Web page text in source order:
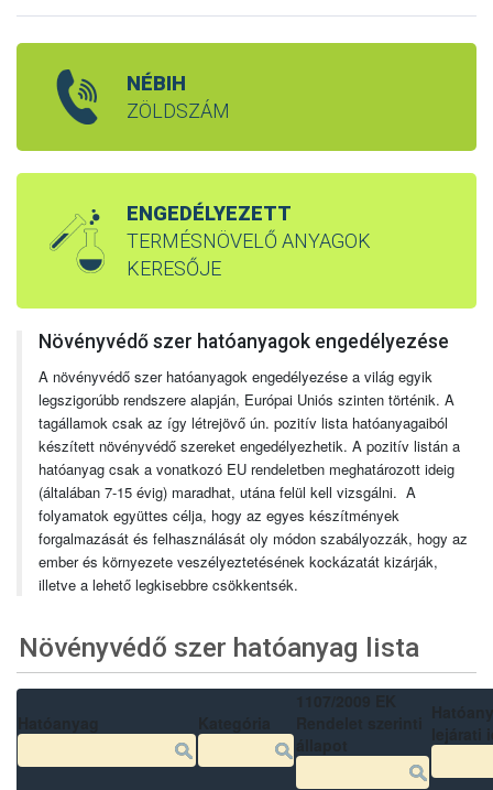
NÉBIH
ZÖLDSZÁM
ENGEDÉLYEZETT
TERMÉSNÖVELŐ ANYAGOK
KERESŐJE
Növényvédő szer hatóanyagok engedélyezése
A növényvédő szer hatóanyagok engedélyezése a világ egyik
legszigorúbb rendszere alapján, Európai Uniós szinten történik. A
tagállamok csak az így létrejövő ún. pozitív lista hatóanyagaiból
készített növényvédő szereket engedélyezhetik. A pozitív listán a
hatóanyag csak a vonatkozó EU rendeletben meghatározott ideig
(általában 7-15 évig) maradhat, utána felül kell vizsgálni. A
folyamatok együttes célja, hogy az egyes készítmények
forgalmazását és felhasználását oly módon szabályozzák, hogy az
ember és környezete veszélyeztetésének kockázatát kizárják,
illetve a lehető legkisebbre csökkentsék.
Növényvédő szer hatóanyag lista